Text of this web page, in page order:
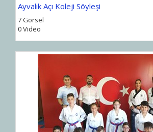
Ayvalık Açı Koleji Söyleşi
7 Görsel
0 Video